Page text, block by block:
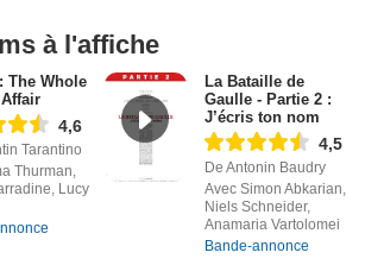
à l'affiche
The Whole
4,6
Tarantino
Thurman,
Lucy
La Bataille de
Gaulle - Partie 2 :
J’écris ton nom
4,5
De Antonin Baudry
Avec Simon Abkarian,
Niels Schneider,
Anamaria Vartolomei
Bande-annonce